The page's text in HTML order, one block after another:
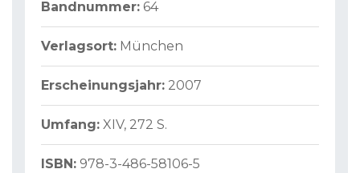
Bandnummer: 64
Verlagsort: München
Erscheinungsjahr: 2007
Umfang: XIV, 272 S.
ISBN: 978-3-486-58106-5